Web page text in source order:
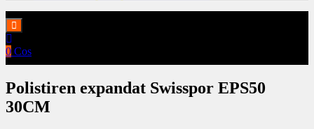
0 Cos
Polistiren expandat Swisspor EPS50
30CM